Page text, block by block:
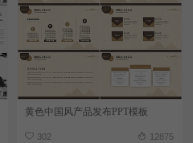
黄色中国风产品发布PPT模板
302 12875